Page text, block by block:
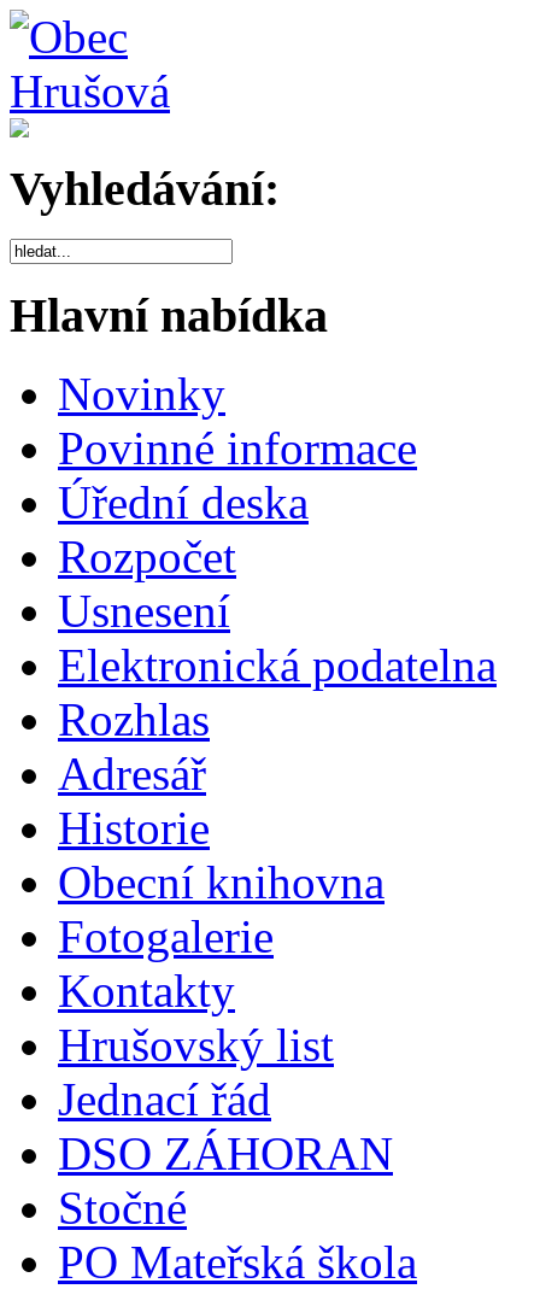
Vyhledávání:
Hlavní nabídka
Novinky
Povinné informace
Úřední deska
Rozpočet
Usnesení
Elektronická podatelna
Rozhlas
Adresář
Historie
Obecní knihovna
Fotogalerie
Kontakty
Hrušovský list
Jednací řád
DSO ZÁHORAN
Stočné
PO Mateřská škola